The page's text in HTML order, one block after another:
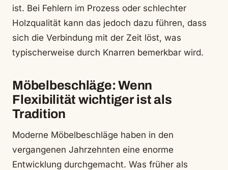
ist. Bei Fehlern im Prozess oder schlechter
Holzqualität kann das jedoch dazu führen, dass
sich die Verbindung mit der Zeit löst, was
typischerweise durch Knarren bemerkbar wird.
Möbelbeschläge: Wenn
Flexibilität wichtiger ist als
Tradition
Moderne Möbelbeschläge haben in den
vergangenen Jahrzehnten eine enorme
Entwicklung durchgemacht. Was früher als